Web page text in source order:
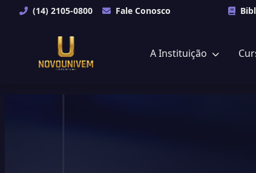
(14) 2105-0800 Fale Conosco
A Instituição